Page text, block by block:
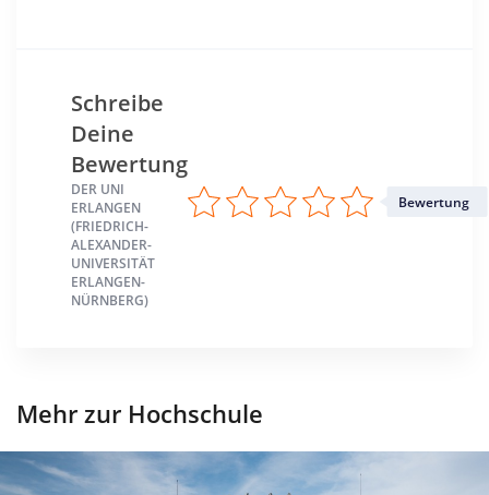
Schreibe
Deine
Bewertung
DER UNI
ERLANGEN
(FRIEDRICH-
ALEXANDER-
UNIVERSITÄT
ERLANGEN-
NÜRNBERG)
Bewertung
Mehr zur Hochschule